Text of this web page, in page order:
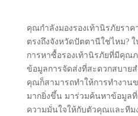
คุณกำลังมองรองเท้านิรภัยราค